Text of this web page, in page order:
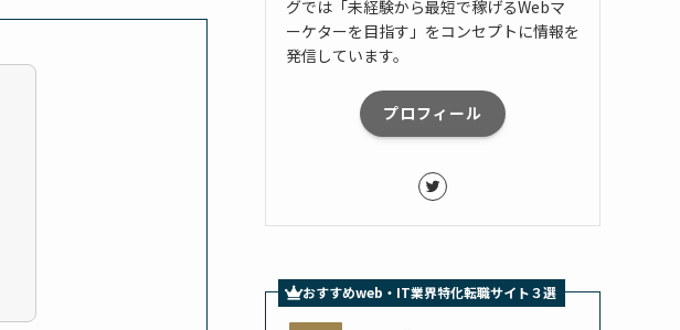
グでは「未経験から最短で稼げるWebマ
ーケターを目指す」をコンセプトに情報を
発信しています。
プロフィール
おすすめweb・IT業界特化転職サイト３選